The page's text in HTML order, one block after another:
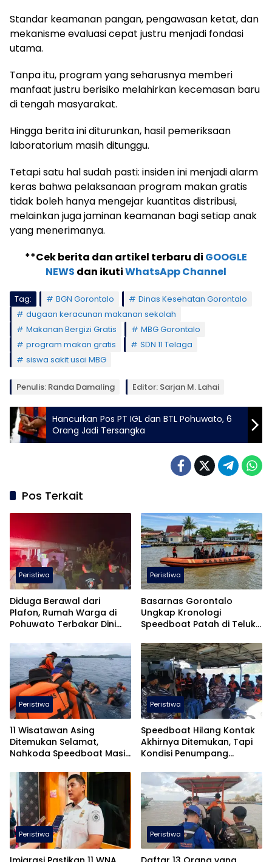
Standar keamanan pangan, pengawasan ketat, dan
mekanisme evaluasi cepat justru menjadi fondasi
utama.
Tanpa itu, program yang seharusnya memberi
manfaat justru berisiko melahirkan kecemasan baru
di tengah masyarakat.
Hingga berita ini diturunkan, hasil pemeriksaan
laboratorium masih ditunggu.
Tetapi satu hal sudah pasti: insiden ini menjadi alarm
keras bahwa pelaksanaan program makan gratis
tidak boleh hanya mengejar kuantitas distribusi,
melainkan juga jaminan keamanan bagi setiap anak
yang menerimanya.
**Cek berita dan artikel terbaru di GOOGLE
NEWS dan ikutiWhatsApp Channel
Tag: BGN Gorontalo
Dinas Kesehatan Gorontalo
dugaan keracunan makanan sekolah
Makanan Bergizi Gratis
MBG Gorontalo
program makan gratis
SDN 11 Telaga
siswa sakit usai MBG
Penulis: Randa Damaling Editor: Sarjan M. Lahai
Hancurkan Pos PT IGL dan BTL Pohuwato, 6
Orang Jadi Tersangka
Pos Terkait
Peristiwa
Diduga Berawal dari
Plafon, Rumah Warga di
Pohuwato Terbakar Dini
Peristiwa
Basarnas Gorontalo
Ungkap Kronologi
Speedboat Patah di Teluk
Peristiwa
11 Wisatawan Asing
Ditemukan Selamat,
Nahkoda Speedboat Masih
Peristiwa
Speedboat Hilang Kontak
Akhirnya Ditemukan, Tapi
Kondisi Penumpang…
Peristiwa Peristiwa